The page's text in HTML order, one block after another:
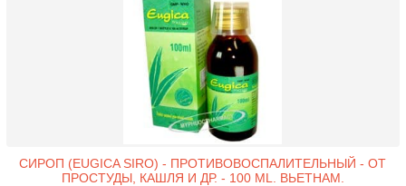
СИРОП (EUGICA SIRO) - ПРОТИВОВОСПАЛИТЕЛЬНЫЙ - ОТ
ПРОСТУДЫ, КАШЛЯ И ДР. - 100 ML. ВЬЕТНАМ.